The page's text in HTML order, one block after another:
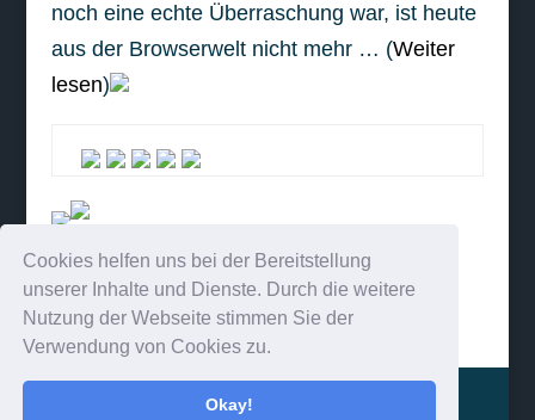
Cookies helfen uns bei der Bereitstellung
unserer Inhalte und Dienste. Durch die weitere
Nutzung der Webseite stimmen Sie der
Verwendung von Cookies zu.
Okay!
noch eine echte Überraschung war, ist heute
aus der Browserwelt nicht mehr … (Weiter
lesen)
weiterlesen
Impressum